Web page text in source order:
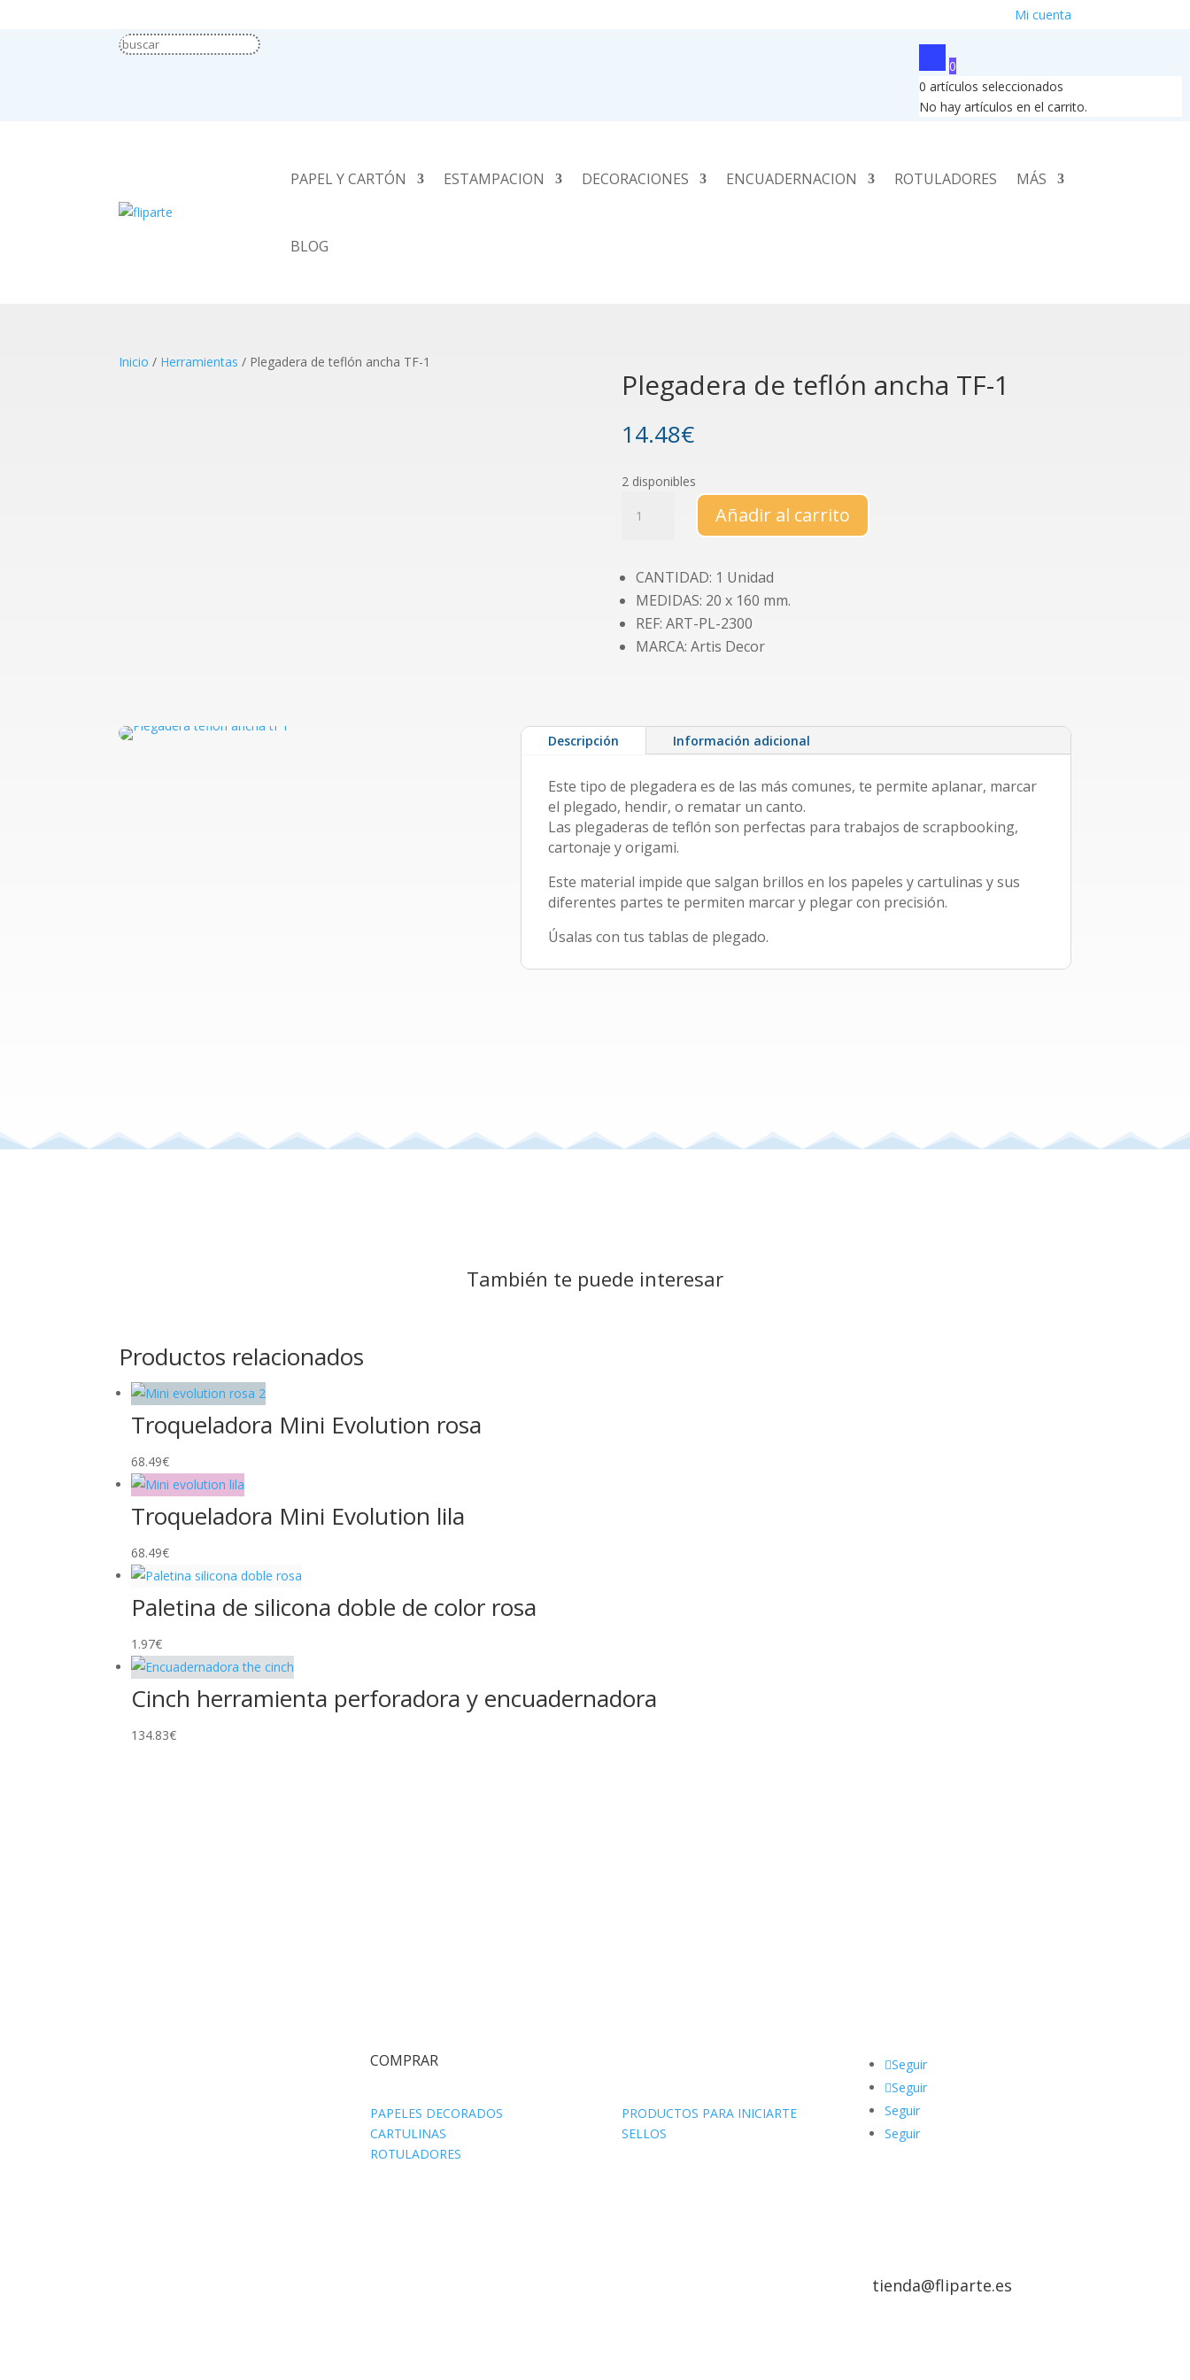
Mi cuenta
0
0 artículos seleccionados
No hay artículos en el carrito.
PAPEL Y CARTÓN ESTAMPACION DECORACIONES ENCUADERNACION ROTULADORES MÁS
BLOG
Inicio / Herramientas / Plegadera de teflón ancha TF-1
Plegadera de teflón ancha TF-1
14.48€
2 disponibles
TF-
1
cantidad
Añadir al carrito
CANTIDAD: 1 Unidad
MEDIDAS: 20 x 160 mm.
REF: ART-PL-2300
MARCA: Artis Decor
Descripción Información adicional
Este tipo de plegadera es de las más comunes, te permite aplanar, marcar
el plegado, hendir, o rematar un canto.
Las plegaderas de teflón son perfectas para trabajos de scrapbooking,
cartonaje y origami.
Este material impide que salgan brillos en los papeles y cartulinas y sus
diferentes partes te permiten marcar y plegar con precisión.
Úsalas con tus tablas de plegado.
También te puede interesar
Productos relacionados
Troqueladora Mini Evolution rosa
68.49€
Troqueladora Mini Evolution lila
68.49€
Paletina de silicona doble de color rosa
1.97€
Cinch herramienta perforadora y encuadernadora
134.83€
COMPRAR
PAPELES DECORADOS
CARTULINAS
ROTULADORES
PRODUCTOS PARA INICIARTE
SELLOS
Seguir
Seguir
Seguir
Seguir
tienda@fliparte.es